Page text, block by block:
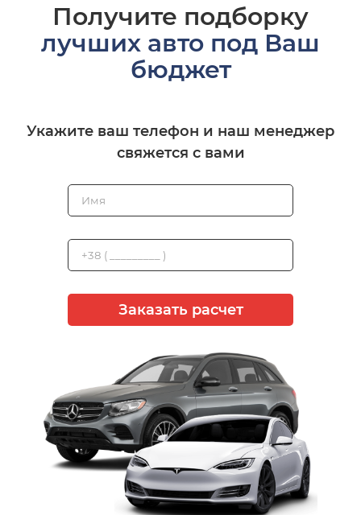
Получите подборку
лучших авто под Ваш
бюджет
Укажите ваш телефон и наш менеджер
свяжется с вами
Заказать расчет